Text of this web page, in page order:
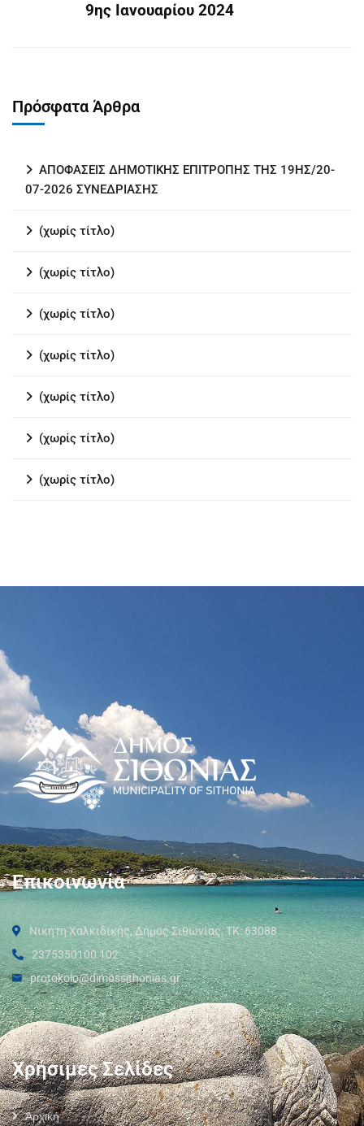
9ης Ιανουαρίου 2024
Πρόσφατα Άρθρα
ΑΠΟΦΑΣΕΙΣ ΔΗΜΟΤΙΚΗΣ ΕΠΙΤΡΟΠΗΣ ΤΗΣ 19ΗΣ/20-
07-2026 ΣΥΝΕΔΡΙΑΣΗΣ
(χωρίς τίτλο)
(χωρίς τίτλο)
(χωρίς τίτλο)
(χωρίς τίτλο)
(χωρίς τίτλο)
(χωρίς τίτλο)
(χωρίς τίτλο)
Επικοινωνία
Νικήτη Χαλκιδικής, Δήμος Σιθωνίας, ΤΚ: 63088
2375350100 102
protokolo@dimossithonias.gr
Χρήσιμες Σελίδες
Αρχική